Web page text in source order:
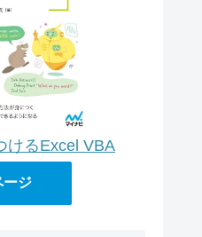
けるExcel VBA
ージ